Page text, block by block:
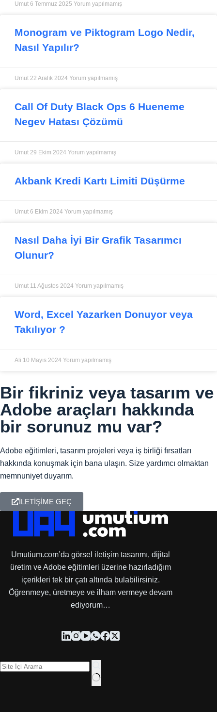
Umut 6 Temmuz 2025 Yorum yapılmamış
Monogram ve Piktogram Logo Nedir,
Nasıl Yapılır?
Umut 22 Aralık 2024 Yorum yapılmamış
Call Of Duty Black Ops 6 Hueneme
Negev Hatası Çözümü
Umut 29 Ekim 2024 Yorum yapılmamış
Akbank Kredi Kartı Limiti Düşürme
Umut 6 Ekim 2024 Yorum yapılmamış
Nasıl Daha İyi Bir Grafik Tasarımcı
Olunur?
Umut 11 Ağustos 2024 Yorum yapılmamış
Word, Excel Yazarken Donuyor veya
Takılıyor ?
Ali 10 Mayıs 2024 Yorum yapılmamış
Bir fikriniz veya tasarım ve
Adobe araçları hakkında
bir sorunuz mu var?
Adobe eğitimleri, tasarım projeleri veya iş birliği fırsatları
hakkında konuşmak için bana ulaşın. Size yardımcı olmaktan
memnuniyet duyarım.
İLETİŞİME GEÇ
Umutium.com’da görsel iletişim tasarımı, dijital
üretim ve Adobe eğitimleri üzerine hazırladığım
içerikleri tek bir çatı altında bulabilirsiniz.
Öğrenmeye, üretmeye ve ilham vermeye devam
ediyorum…